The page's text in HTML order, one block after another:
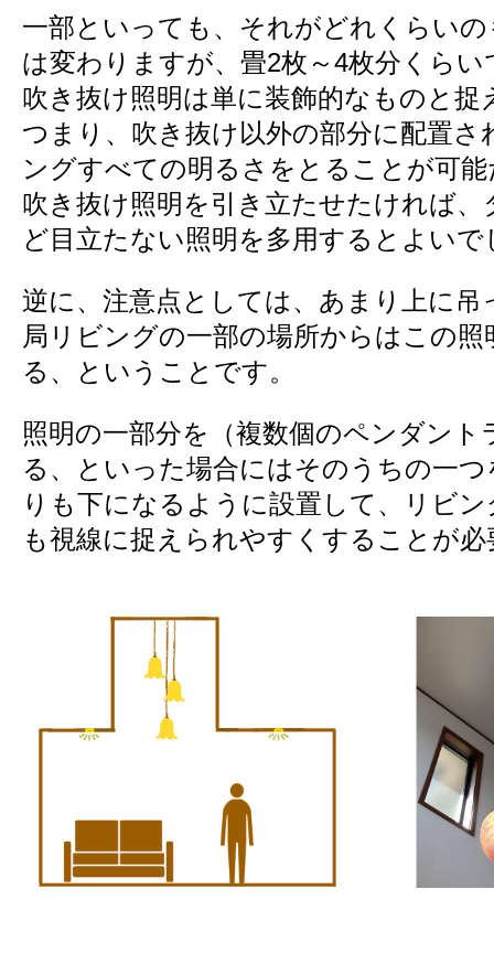
一部といっても、それがどれくらい
は変わりますが、畳2枚～4枚分くら
吹き抜け照明は単に装飾的なものと捉
つまり、吹き抜け以外の部分に配置さ
ングすべての明るさをとることが可
吹き抜け照明を引き立たせたければ
ど目立たない照明を多用するとよいで
逆に、注意点としては、あまり上に吊
局リビングの一部の場所からはこの
る、ということです。
照明の一部分を（複数個のペンダント
る、といった場合にはそのうちの一
りも下になるように設置して、リビ
も視線に捉えられやすくすることが必